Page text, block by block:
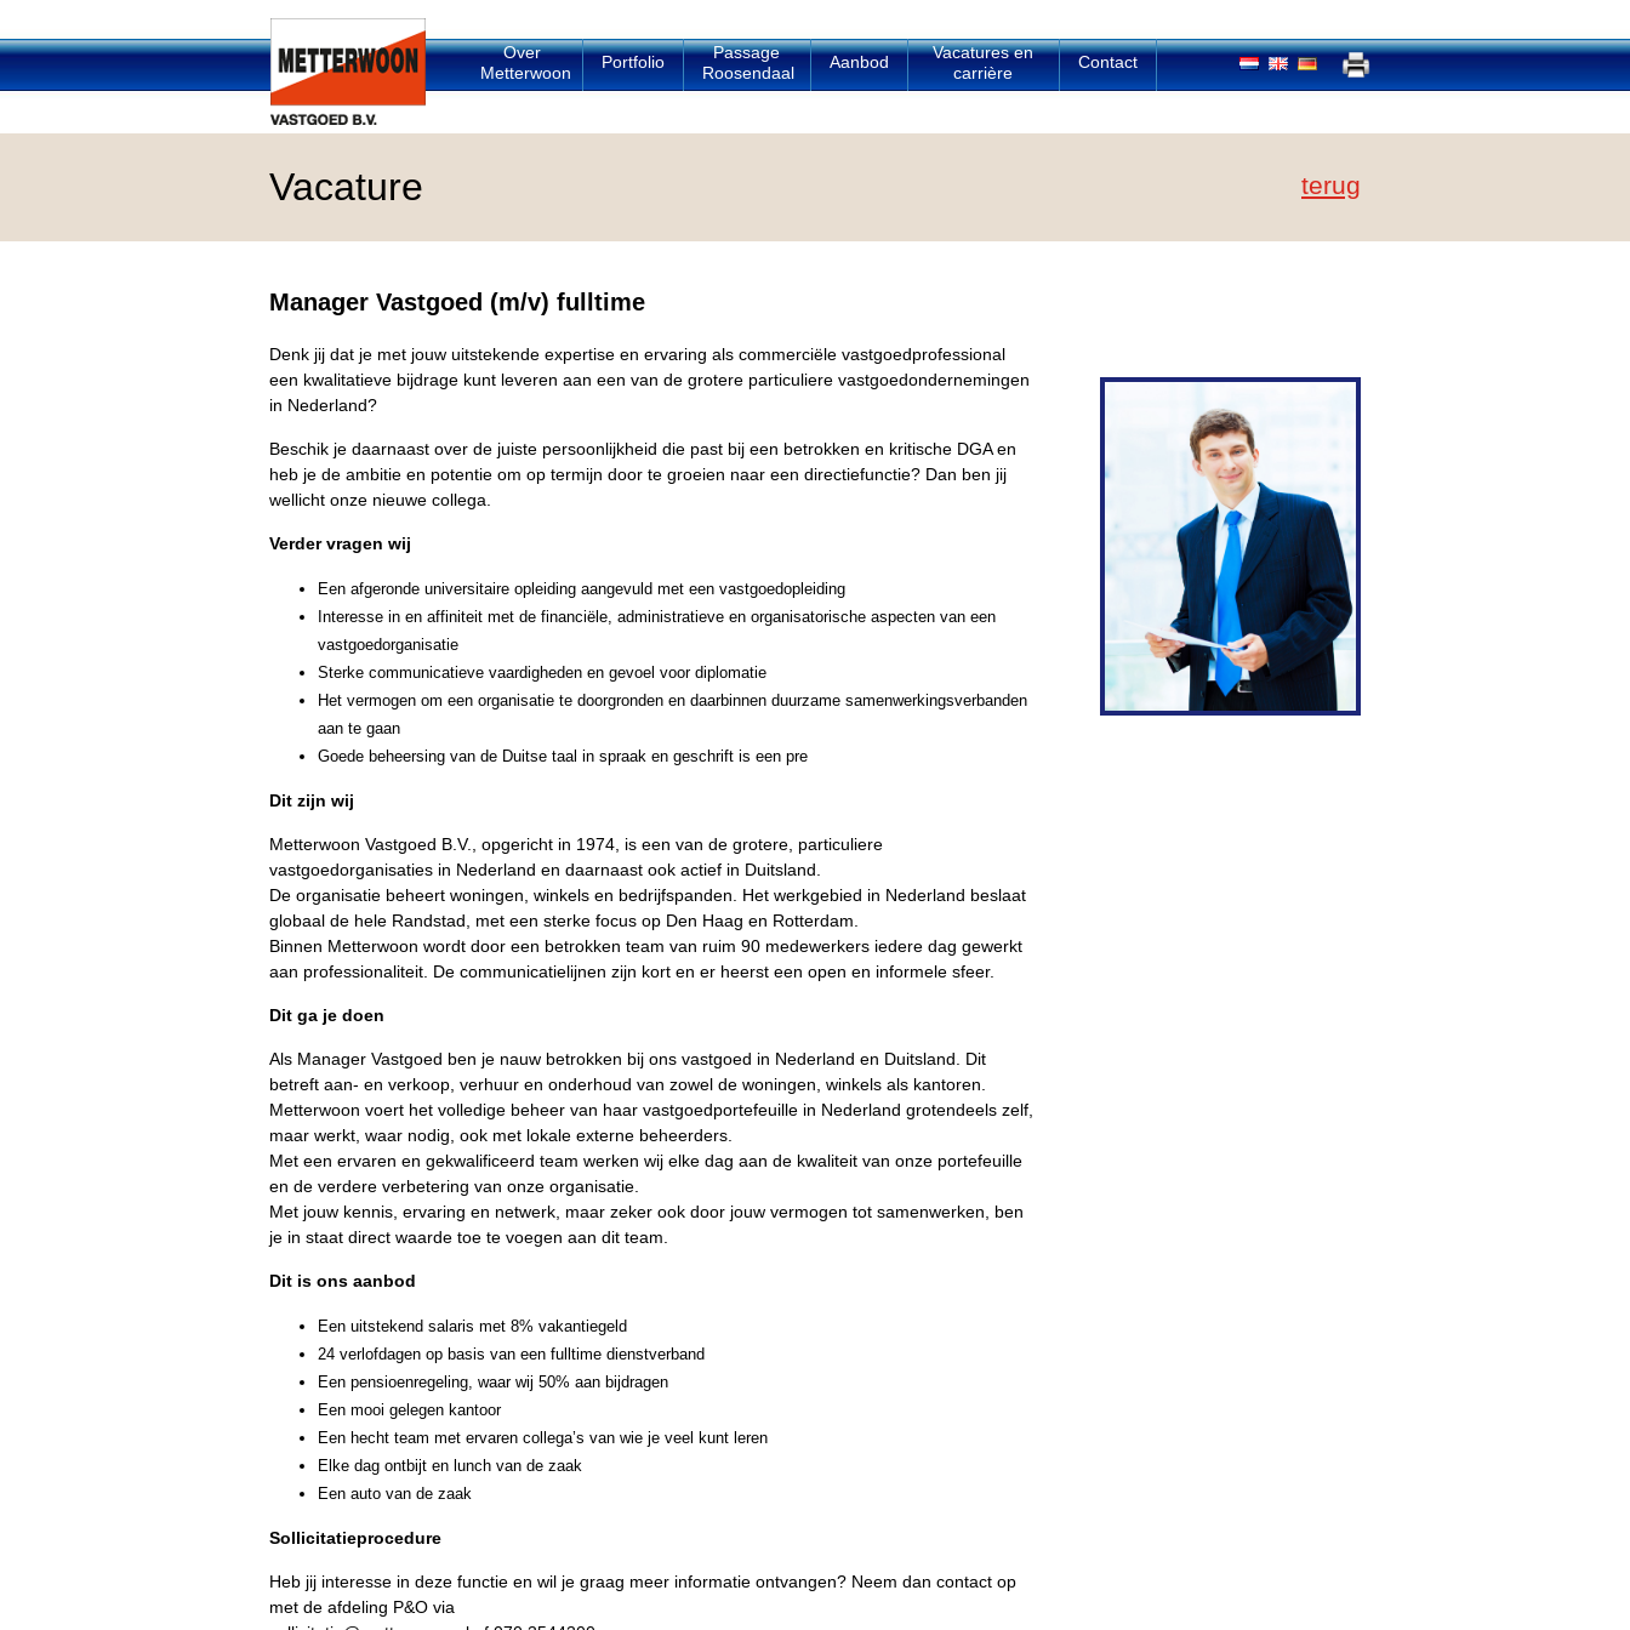
Over
Metterwoon
Portfolio
Passage
Roosendaal
Aanbod
Vacatures en
carrière
Contact
Vacature terug
Manager Vastgoed (m/v) fulltime
Denk jij dat je met jouw uitstekende expertise en ervaring als commerciële vastgoedprofessional
een kwalitatieve bijdrage kunt leveren aan een van de grotere particuliere vastgoedondernemingen
in Nederland?
Beschik je daarnaast over de juiste persoonlijkheid die past bij een betrokken en kritische DGA en
heb je de ambitie en potentie om op termijn door te groeien naar een directiefunctie? Dan ben jij
wellicht onze nieuwe collega.
Verder vragen wij
Een afgeronde universitaire opleiding aangevuld met een vastgoedopleiding
Interesse in en affiniteit met de financiële, administratieve en organisatorische aspecten van een
vastgoedorganisatie
Sterke communicatieve vaardigheden en gevoel voor diplomatie
Het vermogen om een organisatie te doorgronden en daarbinnen duurzame samenwerkingsverbanden
aan te gaan
Goede beheersing van de Duitse taal in spraak en geschrift is een pre
Dit zijn wij
Metterwoon Vastgoed B.V., opgericht in 1974, is een van de grotere, particuliere
vastgoedorganisaties in Nederland en daarnaast ook actief in Duitsland.
De organisatie beheert woningen, winkels en bedrijfspanden. Het werkgebied in Nederland beslaat
globaal de hele Randstad, met een sterke focus op Den Haag en Rotterdam.
Binnen Metterwoon wordt door een betrokken team van ruim 90 medewerkers iedere dag gewerkt
aan professionaliteit. De communicatielijnen zijn kort en er heerst een open en informele sfeer.
Dit ga je doen
Als Manager Vastgoed ben je nauw betrokken bij ons vastgoed in Nederland en Duitsland. Dit
betreft aan- en verkoop, verhuur en onderhoud van zowel de woningen, winkels als kantoren.
Metterwoon voert het volledige beheer van haar vastgoedportefeuille in Nederland grotendeels zelf,
maar werkt, waar nodig, ook met lokale externe beheerders.
Met een ervaren en gekwalificeerd team werken wij elke dag aan de kwaliteit van onze portefeuille
en de verdere verbetering van onze organisatie.
Met jouw kennis, ervaring en netwerk, maar zeker ook door jouw vermogen tot samenwerken, ben
je in staat direct waarde toe te voegen aan dit team.
Dit is ons aanbod
Een uitstekend salaris met 8% vakantiegeld
24 verlofdagen op basis van een fulltime dienstverband
Een pensioenregeling, waar wij 50% aan bijdragen
Een mooi gelegen kantoor
Een hecht team met ervaren collega’s van wie je veel kunt leren
Elke dag ontbijt en lunch van de zaak
Een auto van de zaak
Sollicitatieprocedure
Heb jij interesse in deze functie en wil je graag meer informatie ontvangen? Neem dan contact op
met de afdeling P&O via